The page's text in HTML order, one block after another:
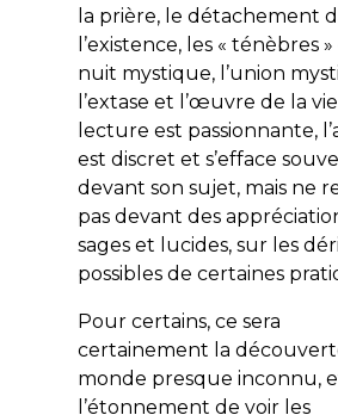
la prière, le détachement
l’existence, les « ténèbres
nuit mystique, l’union
l’extase et l’œuvre de la
lecture est passionnante,
est discret et s’efface
devant son sujet, mais ne
pas devant des
sages et lucides, sur les
possibles de certaines
Pour certains, ce sera
certainement la
monde presque inconnu,
l’étonnement de voir les